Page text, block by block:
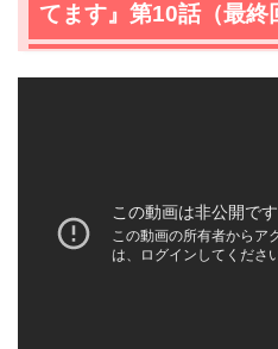
てます』第10話（最終